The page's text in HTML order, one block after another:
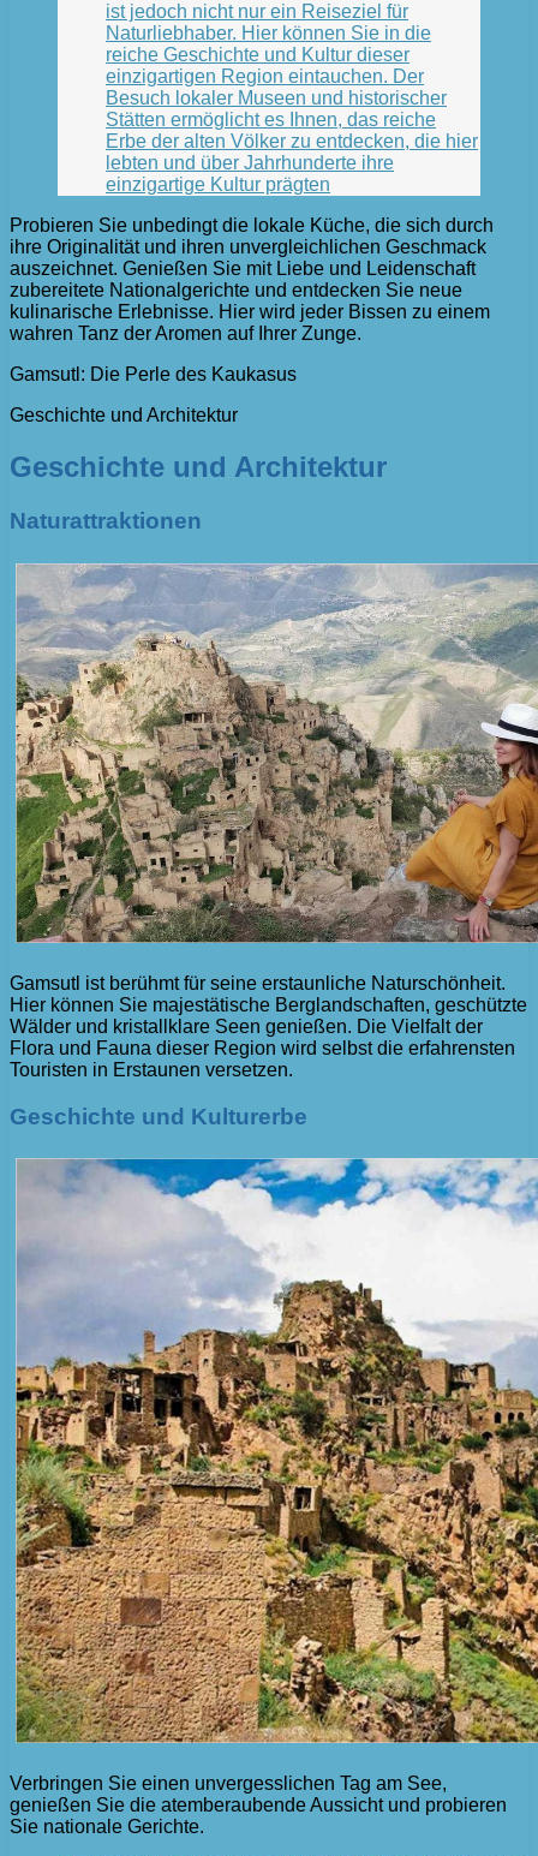
ist jedoch nicht nur ein Reiseziel für
Naturliebhaber. Hier können Sie in die
reiche Geschichte und Kultur dieser
einzigartigen Region eintauchen. Der
Besuch lokaler Museen und historischer
Stätten ermöglicht es Ihnen, das reiche
Erbe der alten Völker zu entdecken, die hier
lebten und über Jahrhunderte ihre
einzigartige Kultur prägten
Probieren Sie unbedingt die lokale Küche, die sich durch
ihre Originalität und ihren unvergleichlichen Geschmack
auszeichnet. Genießen Sie mit Liebe und Leidenschaft
zubereitete Nationalgerichte und entdecken Sie neue
kulinarische Erlebnisse. Hier wird jeder Bissen zu einem
wahren Tanz der Aromen auf Ihrer Zunge.
Gamsutl: Die Perle des Kaukasus
Geschichte und Architektur
Geschichte und Architektur
Naturattraktionen
Gamsutl ist berühmt für seine erstaunliche Naturschönheit.
Hier können Sie majestätische Berglandschaften, geschützte
Wälder und kristallklare Seen genießen. Die Vielfalt der
Flora und Fauna dieser Region wird selbst die erfahrensten
Touristen in Erstaunen versetzen.
Geschichte und Kulturerbe
Verbringen Sie einen unvergesslichen Tag am See,
genießen Sie die atemberaubende Aussicht und probieren
Sie nationale Gerichte.